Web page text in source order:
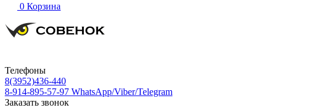
0 Корзина
Телефоны
8(3952)436-440
8-914-895-57-97 WhatsApp/Viber/Telegram
Заказать звонок